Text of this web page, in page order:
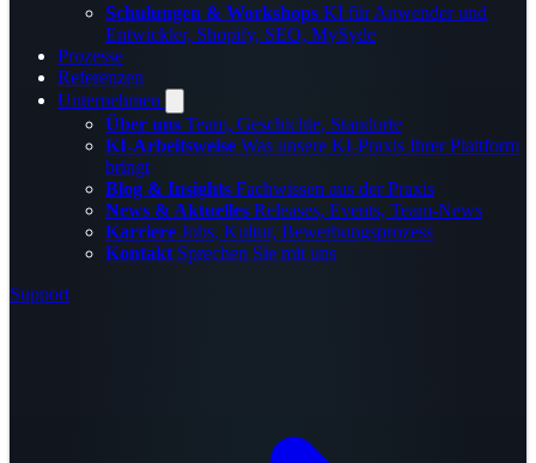
Schulungen & Workshops KI für Anwender und
Entwickler, Shopify, SEO, MySyde
Prozesse
Referenzen
Unternehmen
Über uns Team, Geschichte, Standorte
KI-Arbeitsweise Was unsere KI-Praxis Ihrer Plattform
bringt
Blog & Insights Fachwissen aus der Praxis
News & Aktuelles Releases, Events, Team-News
Karriere Jobs, Kultur, Bewerbungsprozess
Kontakt Sprechen Sie mit uns
Support